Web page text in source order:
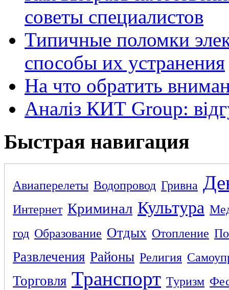
советы специалистов
Типичные поломки
способы их устранения
На что обратить
Аналіз КИТ Group:
Быстрая навигация
Авиаперелеты Водопровод Гривна
Интернет Криминал Культура
год Образование Отдых Отопление
Развлечения Районы Религия
Торговля Транспорт Туризм